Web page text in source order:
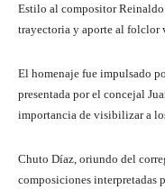
Estilo al compositor
trayectoria y aporte al folclor
El homenaje fue impulsado
presentada por el concejal
importancia de visibilizar a
Chuto Díaz, oriundo del
composiciones interpretadas